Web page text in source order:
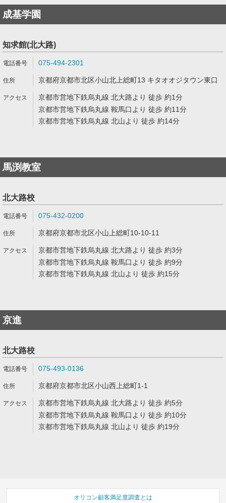
成基学園
知求館(北大路)
075-494-2301
京都府京都市北区小山北上総町13 キタオオジタウン東口
京都市営地下鉄烏丸線 北大路より 徒歩 約1分
京都市営地下鉄烏丸線 鞍馬口より 徒歩 約11分
京都市営地下鉄烏丸線 北山より 徒歩 約14分
馬渕教室
北大路校
075-432-0200
京都府京都市北区小山上総町10-10-11
京都市営地下鉄烏丸線 北大路より 徒歩 約3分
京都市営地下鉄烏丸線 鞍馬口より 徒歩 約9分
京都市営地下鉄烏丸線 北山より 徒歩 約15分
京進
北大路校
075-493-0136
京都府京都市北区小山西上総町1-1
京都市営地下鉄烏丸線 北大路より 徒歩 約5分
京都市営地下鉄烏丸線 鞍馬口より 徒歩 約10分
京都市営地下鉄烏丸線 北山より 徒歩 約19分
オリコン顧客満足度調査とは